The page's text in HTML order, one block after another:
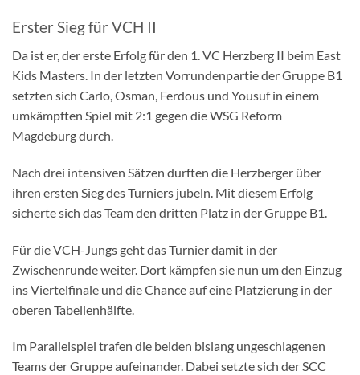
Erster Sieg für VCH II
Da ist er, der erste Erfolg für den 1. VC Herzberg II beim East
Kids Masters. In der letzten Vorrundenpartie der Gruppe B1
setzten sich Carlo, Osman, Ferdous und Yousuf in einem
umkämpften Spiel mit 2:1 gegen die WSG Reform
Magdeburg durch.
Nach drei intensiven Sätzen durften die Herzberger über
ihren ersten Sieg des Turniers jubeln. Mit diesem Erfolg
sicherte sich das Team den dritten Platz in der Gruppe B1.
Für die VCH-Jungs geht das Turnier damit in der
Zwischenrunde weiter. Dort kämpfen sie nun um den Einzug
ins Viertelfinale und die Chance auf eine Platzierung in der
oberen Tabellenhälfte.
Im Parallelspiel trafen die beiden bislang ungeschlagenen
Teams der Gruppe aufeinander. Dabei setzte sich der SCC